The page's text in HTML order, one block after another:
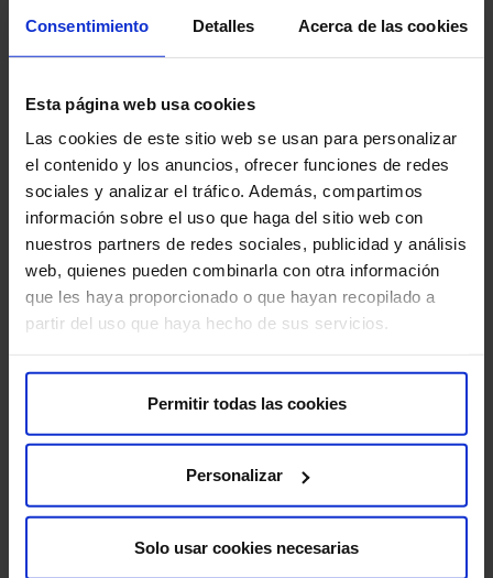
Consentimiento Detalles Acerca de las cookies
Esta página web usa cookies
Las cookies de este sitio web se usan para personalizar
el contenido y los anuncios, ofrecer funciones de redes
sociales y analizar el tráfico. Además, compartimos
información sobre el uso que haga del sitio web con
nuestros partners de redes sociales, publicidad y análisis
web, quienes pueden combinarla con otra información
que les haya proporcionado o que hayan recopilado a
partir del uso que haya hecho de sus servicios.
Permitir todas las cookies
Personalizar
Solo usar cookies necesarias
adaptada a cada persona, investigando y
aplicando las últimas tecnologías
Ir a la web de la Fundación
Unidades especializadas al
Unidad central de
Ensayos Clínicos